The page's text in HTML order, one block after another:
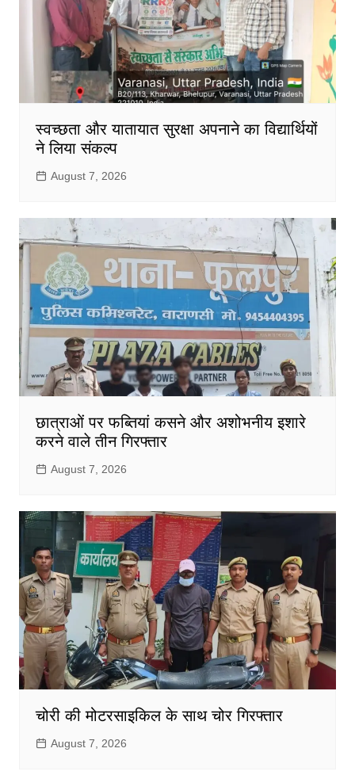
स्वच्छता और यातायात सुरक्षा अपनाने का विद्यार्थियों
ने लिया संकल्प
August 7, 2026
छात्राओं पर फब्तियां कसने और अशोभनीय इशारे
करने वाले तीन गिरफ्तार
August 7, 2026
चोरी की मोटरसाइकिल के साथ चोर गिरफ्तार
August 7, 2026